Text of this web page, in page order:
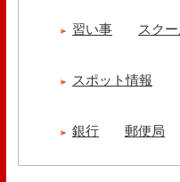
習い事 スク
スポット情報
銀行 郵便局